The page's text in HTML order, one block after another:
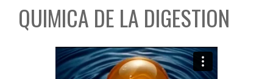
QUIMICA DE LA DIGESTION